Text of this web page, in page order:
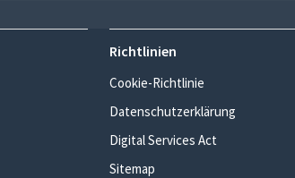
Richtlinien
Cookie-Richtlinie
Datenschutzerklärung
Digital Services Act
Sitemap